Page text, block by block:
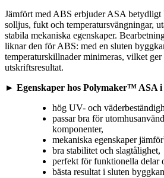
Jämfört med ABS erbjuder ASA betydligt
solljus, fukt och temperatursvängningar,
stabila mekaniska egenskaper.
liknar den för ABS: med en sluten
temperaturskillnader minimeras, vilket
utskriftsresultat.
► Egenskaper hos Polymaker™ ASA
hög UV- och
passar bra för
komponenter,
mekaniska egenskaper
bra stabilitet och slagtålighet,
perfekt för funktionella delar
bästa resultat i sluten